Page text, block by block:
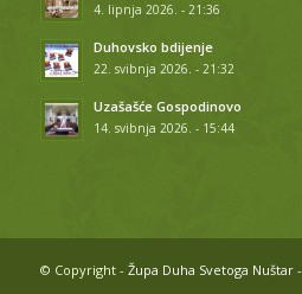
4. lipnja 2026. - 21:36
Duhovsko bdijenje
22. svibnja 2026. - 21:32
Uzašašće Gospodinovo
14. svibnja 2026. - 15:44
© Copyright - Župa Duha Svetoga Nuštar-